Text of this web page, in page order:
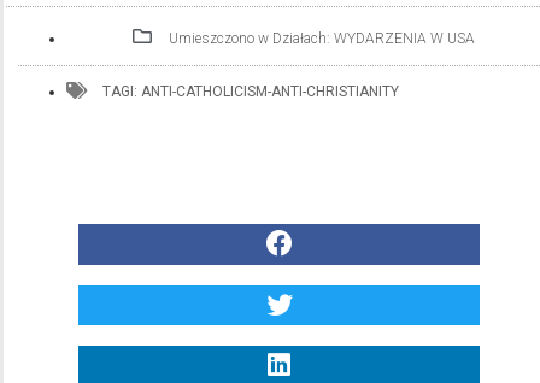
Umieszczono w Działach: WYDARZENIA W USA
TAGI: ANTI-CATHOLICISM-ANTI-CHRISTIANITY